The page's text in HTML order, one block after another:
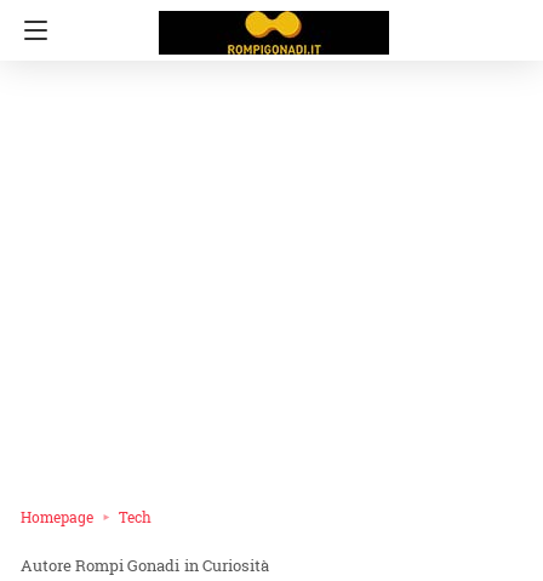
Homepage Tech
Rompi Gonadi inCuriosità